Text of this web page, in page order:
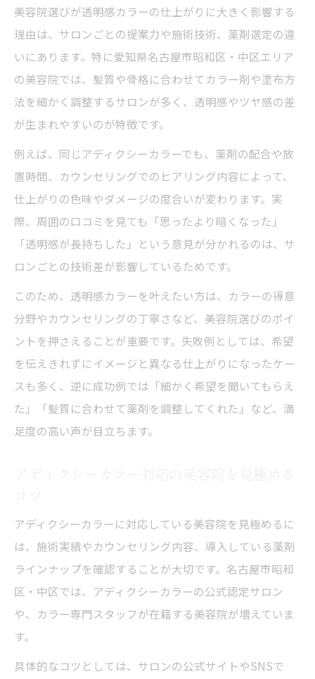
アディクシーカラー好き必見の理由とは
美容院で叶うアディクシーカラーの魅力を
解説
透明感
アディクシーカラーが得意な美容院選びの
ポイント
アディクシーカラー施術で髪を守る美容院
の技術
美容院選びでダメージ軽減を実感できる理
由
アディクシーカラーと相性の良い美容院の
美容院が得意な艶カラーの秘密に迫る
艶感重視の美容院選びで理想の髪色へ
美容院で実感するアディクシーカラーの艶
美容院選びが透明感カラーの仕上がりに大きく影響する
理由は、サロンごとの提案力や施術技術、薬剤選定の違
いにあります。特に愛知県名古屋市昭和区・中区エリア
の美容院では、髪質や骨格に合わせてカラー剤や塗布方
法を細かく調整するサロンが多く、透明感やツヤ感の差
が生まれやすいのが特徴です。
例えば、同じアディクシーカラーでも、薬剤の配合や放
置時間、カウンセリングでのヒアリング内容によって、
仕上がりの色味やダメージの度合いが変わります。実
際、周囲の口コミを見ても「思ったより暗くなった」
「透明感が長持ちした」という意見が分かれるのは、サ
ロンごとの技術差が影響しているためです。
このため、透明感カラーを叶えたい方は、カラーの得意
分野やカウンセリングの丁寧さなど、美容院選びのポイ
ントを押さえることが重要です。失敗例としては、希望
を伝えきれずにイメージと異なる仕上がりになったケー
スも多く、逆に成功例では「細かく希望を聞いてもらえ
た」「髪質に合わせて薬剤を調整してくれた」など、満
足度の高い声が目立ちます。
アディクシーカラーに対応している美容院を見極めるに
は、施術実績やカウンセリング内容、導入している薬剤
ラインナップを確認することが大切です。名古屋市昭和
区・中区では、アディクシーカラーの公式認定サロン
や、カラー専門スタッフが在籍する美容院が増えていま
す。
具体的なコツとしては、サロンの公式サイトやSNSで